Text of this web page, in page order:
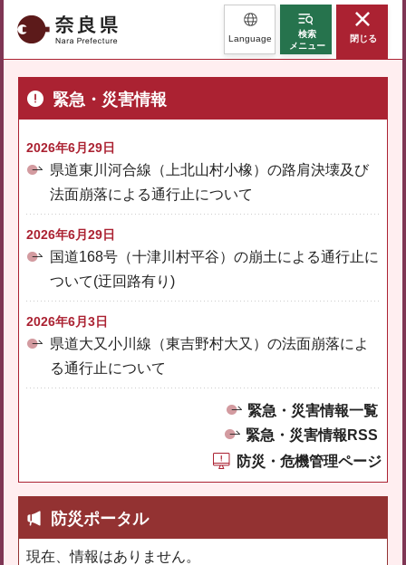
奈良県 Language
検索
メニュー
閉じる
緊急・災害情報
2026年6月29日
県道東川河合線（上北山村小橡）の路肩決壊及び
法面崩落による通行止について
2026年6月29日
国道168号（十津川村平谷）の崩土による通行止に
ついて(迂回路有り)
2026年6月3日
県道大又小川線（東吉野村大又）の法面崩落によ
る通行止について
緊急・災害情報一覧
緊急・災害情報RSS
防災・危機管理ページ
防災ポータル
現在、情報はありません。